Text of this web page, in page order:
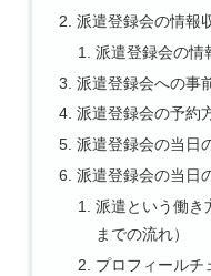
派遣登録会の情報
派遣登録会の情
派遣登録会への事
派遣登録会の予約
派遣登録会の当日
派遣登録会の当日
派遣という働き
までの流れ）
プロフィールチ